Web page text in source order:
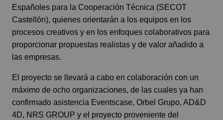
Españoles para la Cooperación Técnica (SECOT
Castellón), quienes orientarán a los equipos en los
procesos creativos y en los enfoques colaborativos para
proporcionar propuestas realistas y de valor añadido a
las empresas.
El proyecto se llevará a cabo en colaboración con un
máximo de ocho organizaciones, de las cuales ya han
confirmado asistencia Eventscase, Orbel Grupo, AD&D
4D, NRS GROUP y el proyecto proveniente del